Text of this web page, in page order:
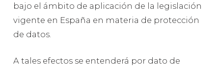
bajo el ámbito de aplicación de la legislación
vigente en España en materia de protección
de datos.
A tales efectos se entenderá por dato de